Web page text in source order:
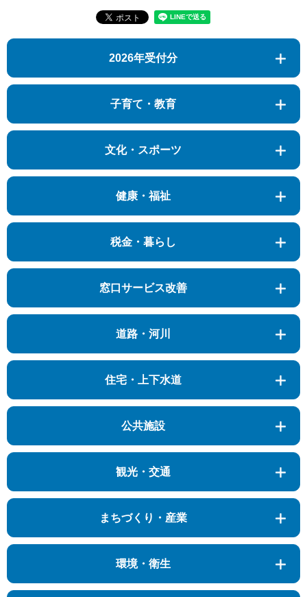
2026年受付分
子育て・教育
文化・スポーツ
健康・福祉
税金・暮らし
窓口サービス改善
道路・河川
住宅・上下水道
公共施設
観光・交通
まちづくり・産業
環境・衛生